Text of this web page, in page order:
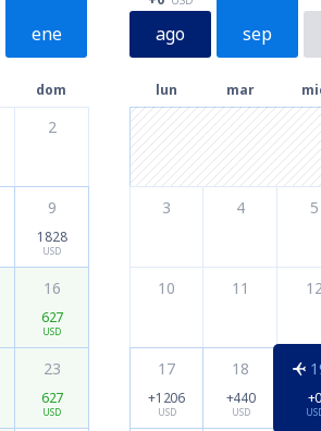
ene
dom
2
9
1828
USD
16
627
USD
23
627
USD
ago sep
lun mar
3 4 5
10 11
17
+1206
USD
18
+440
USD
+0